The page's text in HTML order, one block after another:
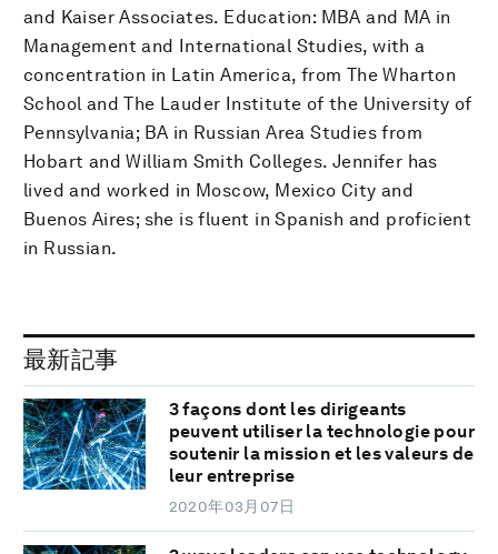
and Kaiser Associates. Education: MBA and MA in
Management and International Studies, with a
concentration in Latin America, from The Wharton
School and The Lauder Institute of the University of
Pennsylvania; BA in Russian Area Studies from
Hobart and William Smith Colleges. Jennifer has
lived and worked in Moscow, Mexico City and
Buenos Aires; she is fluent in Spanish and proficient
in Russian.
最新記事
3 façons dont les dirigeants
peuvent utiliser la technologie pour
soutenir la mission et les valeurs de
leur entreprise
2020年03月07日